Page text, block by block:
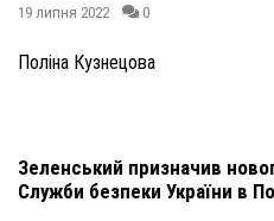
19 липня 2022 0
Поліна Кузнецова
Зеленський призначив
Служби безпеки України в